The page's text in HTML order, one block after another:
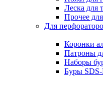
Леска для
Прочее
Для
Коронки
Патроны
Наборы
Буры SDS-